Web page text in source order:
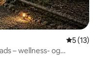
5 ud af 5
5 (13)
– wellness- og